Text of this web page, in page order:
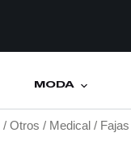
MODA
/ Otros / Medical/ Fajas